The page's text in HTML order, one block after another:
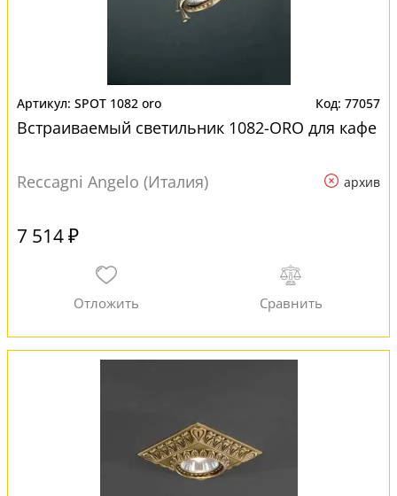
SPOT 1082 oro 77057
Встраиваемый светильник 1082-ORO для кафе
Reccagni Angelo (Италия) архив
7 514 ₽